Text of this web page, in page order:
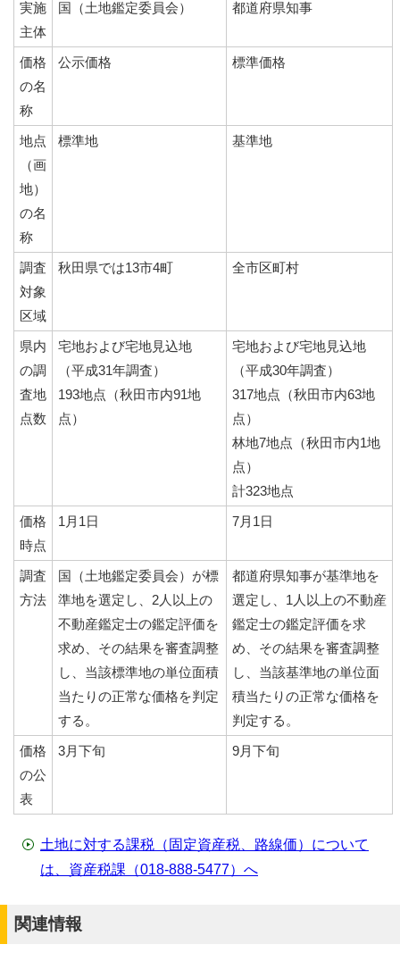
実施
主体
国（土地鑑定委員会） 都道府県知事
価格
の名
称
公示価格 標準価格
地点
（画
地）
の名
称
標準地 基準地
調査
対象
区域
秋田県では13市4町 全市区町村
県内
の調
査地
点数
宅地および宅地見込地
（平成31年調査）
193地点（秋田市内91地
点）
宅地および宅地見込地
（平成30年調査）
317地点（秋田市内63地
点）
林地7地点（秋田市内1地
点）
計323地点
価格
時点
1月1日 7月1日
調査
方法
国（土地鑑定委員会）が標
準地を選定し、2人以上の
不動産鑑定士の鑑定評価を
求め、その結果を審査調整
し、当該標準地の単位面積
当たりの正常な価格を判定
する。
都道府県知事が基準地を
選定し、1人以上の不動産
鑑定士の鑑定評価を求
め、その結果を審査調整
し、当該基準地の単位面
積当たりの正常な価格を
判定する。
価格
の公
表
3月下旬 9月下旬
土地に対する課税（固定資産税、路線価）について
は、資産税課（018-888-5477）へ
関連情報